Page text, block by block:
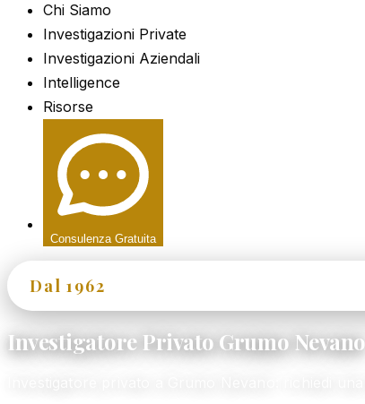
Chi Siamo
Investigazioni Private
Investigazioni Aziendali
Intelligence
Risorse
Consulenza Gratuita
Dal 1962
Investigatore Privato Grumo Nevano